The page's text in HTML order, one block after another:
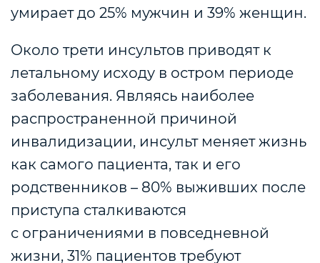
умирает до 25% мужчин и 39% женщин.
Около трети инсультов приводят к
летальному исходу в остром периоде
заболевания. Являясь наиболее
распространенной причиной
инвалидизации, инсульт меняет жизнь
как самого пациента, так и его
родственников – 80% выживших после
приступа сталкиваются
с ограничениями в повседневной
жизни, 31% пациентов требуют